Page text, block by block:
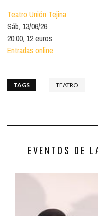
Teatro Unión Tejina
Sáb, 13/06/26
20:00, 12 euros
Entradas online
TAGS TEATRO
EVENTOS DE